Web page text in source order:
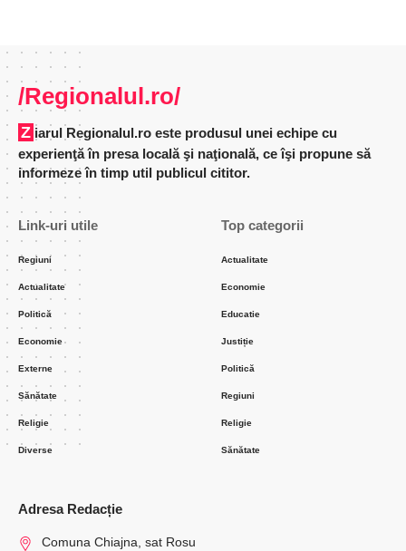
/Regionalul.ro/
Ziarul Regionalul.ro este produsul unei echipe cu
experienţă în presa locală şi naţională, ce îşi propune să
informeze în timp util publicul cititor.
Link-uri utile
Regiuni
Actualitate
Politică
Economie
Externe
Sănătate
Religie
Diverse
Top categorii
Actualitate
Economie
Educatie
Justiție
Politică
Regiuni
Religie
Sănătate
Adresa Redacție
Comuna Chiajna, sat Rosu